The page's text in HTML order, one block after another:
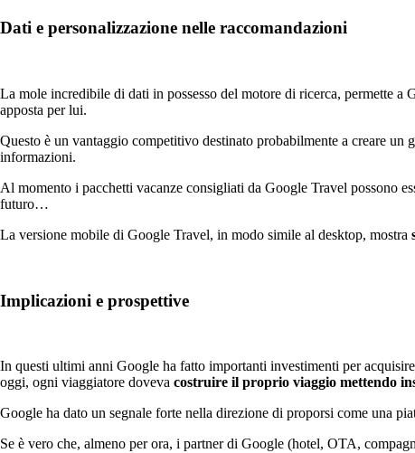
Dati e personalizzazione nelle raccomandazioni
La mole incredibile di dati in possesso del motore di ricerca, permette a
apposta per lui.
Questo è un vantaggio competitivo destinato probabilmente a creare
informazioni.
Al momento i pacchetti vacanze consigliati da Google Travel possono
futuro…
La versione mobile di Google Travel, in modo simile al desktop, mostra
Implicazioni e prospettive
In questi ultimi anni Google ha fatto importanti investimenti per
oggi, ogni viaggiatore doveva costruire il proprio viaggio mettendo
Google ha dato un segnale forte nella direzione di proporsi come una
Se è vero che, almeno per ora, i partner di Google (hotel, OTA,